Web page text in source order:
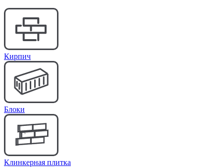
Кирпич
Блоки
Клинкерная плитка